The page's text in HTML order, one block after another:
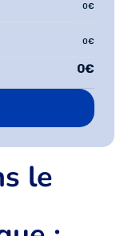
0€
0€
0€
le